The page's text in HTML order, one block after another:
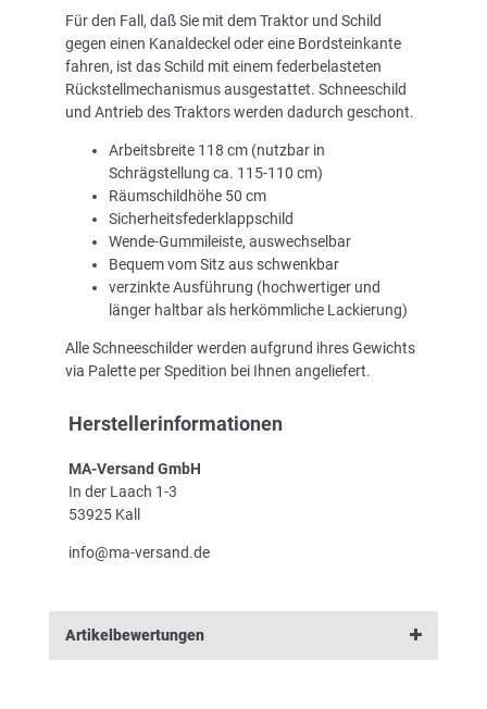
Für den Fall, daß Sie mit dem Traktor und Schild
gegen einen Kanaldeckel oder eine Bordsteinkante
fahren, ist das Schild mit einem federbelasteten
Rückstellmechanismus ausgestattet. Schneeschild
und Antrieb des Traktors werden dadurch geschont.
Arbeitsbreite 118 cm (nutzbar in
Schrägstellung ca. 115-110 cm)
Räumschildhöhe 50 cm
Sicherheitsfederklappschild
Wende-Gummileiste, auswechselbar
Bequem vom Sitz aus schwenkbar
verzinkte Ausführung (hochwertiger und
länger haltbar als herkömmliche Lackierung)
Alle Schneeschilder werden aufgrund ihres Gewichts
via Palette per Spedition bei Ihnen angeliefert.
Herstellerinformationen
MA-Versand GmbH
In der Laach 1-3
53925 Kall
info@ma-versand.de
Artikelbewertungen